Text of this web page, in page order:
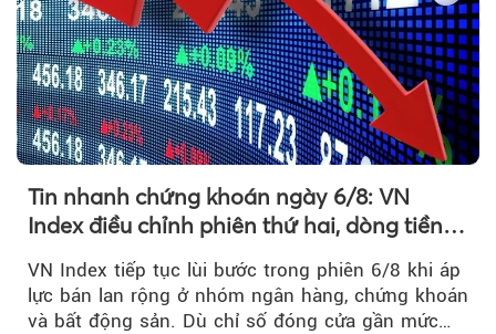
Tin nhanh chứng khoán ngày 6/8: VN
Index điều chỉnh phiên thứ hai, dòng tiền
chờ phản ứng tại vùng MA20
VN Index tiếp tục lùi bước trong phiên 6/8 khi áp
lực bán lan rộng ở nhóm ngân hàng, chứng khoán
và bất động sản. Dù chỉ số đóng cửa gần mức